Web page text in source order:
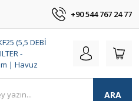
+90 544 767 24 77
ARA